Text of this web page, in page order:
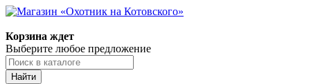
Корзина ждет
Выберите любое предложение
Найти